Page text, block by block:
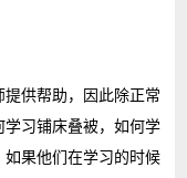
供帮助，因此除正常
习铺床叠被，如何学
果他们在学习的时候